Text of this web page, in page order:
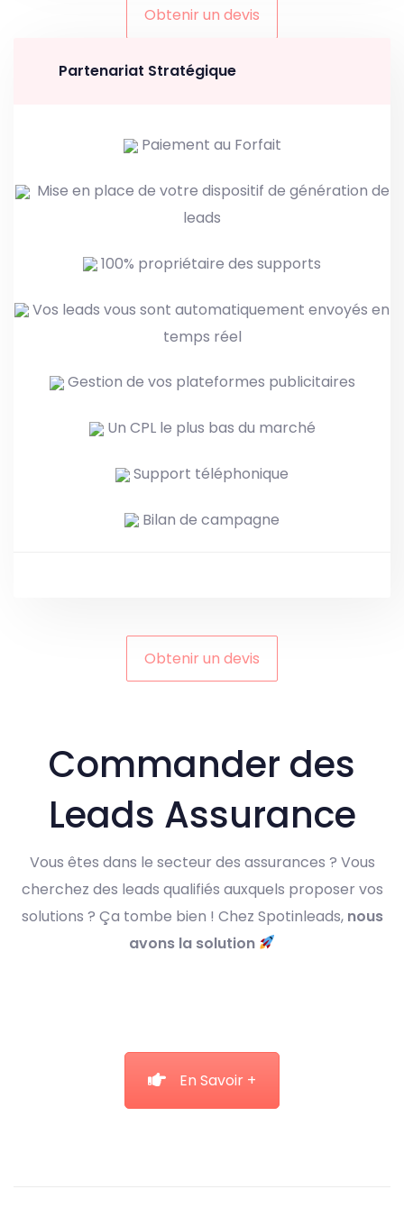
Obtenir un devis
Partenariat Stratégique
Paiement au Forfait
Mise en place de votre dispositif de génération de
leads
100% propriétaire des supports
Vos leads vous sont automatiquement envoyés en
temps réel
Gestion de vos plateformes publicitaires
Un CPL le plus bas du marché
Support téléphonique
Bilan de campagne
Obtenir un devis
Commander des
Leads Assurance
Vous êtes dans le secteur des assurances ? Vous
cherchez des leads qualifiés auxquels proposer vos
solutions ? Ça tombe bien ! Chez Spotinleads, nous
avons la solution
En Savoir +